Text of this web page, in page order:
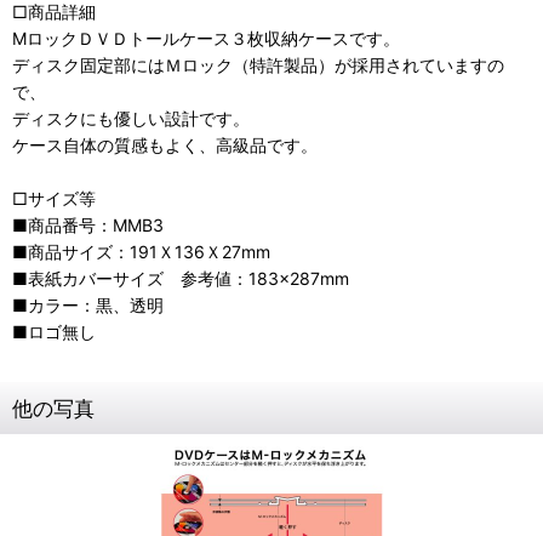
□商品詳細
MロックＤＶＤトールケース３枚収納ケースです。
ディスク固定部にはＭロック（特許製品）が採用されていますの
で、
ディスクにも優しい設計です。
ケース自体の質感もよく、高級品です。
□サイズ等
■商品番号：MMB3
■商品サイズ：191Ｘ136Ｘ27mm
■表紙カバーサイズ 参考値：183×287mm
■カラー：黒、透明
■ロゴ無し
他の写真